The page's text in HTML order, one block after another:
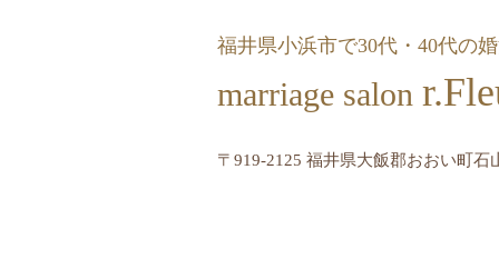
福井県小浜市で30代・40代の
marriage salon
〒919-2125 福井県大飯郡おおい町